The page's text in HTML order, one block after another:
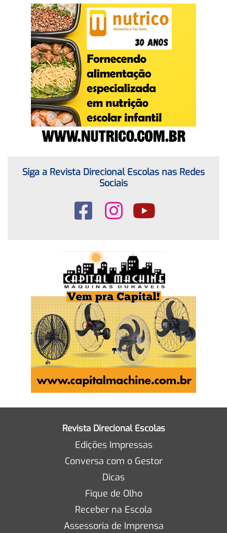
Siga a Revista Direcional Escolas nas Redes
Sociais
Revista Direcional Escolas
Edições Impressas
Conversa com o Gestor
Dicas
Fique de Olho
Receber na Escola
Assessoria de Imprensa